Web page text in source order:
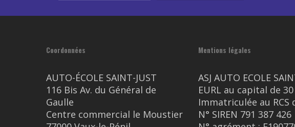
Coordonnées
AUTO-ÉCOLE SAINT-JUST
116 Bis Av. du Général de
Gaulle
Centre commercial le Moustier
Mentions légales
ASJ AUTO ECOLE
EURL au capital de
Immatriculée au RCS
N° SIREN 791 387 426